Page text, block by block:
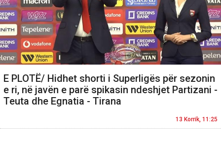
E PLOTË/ Hidhet shorti i Superligës për sezonin
e ri, në javën e parë spikasin ndeshjet Partizani -
Teuta dhe Egnatia - Tirana
13 Korrik, 11:25